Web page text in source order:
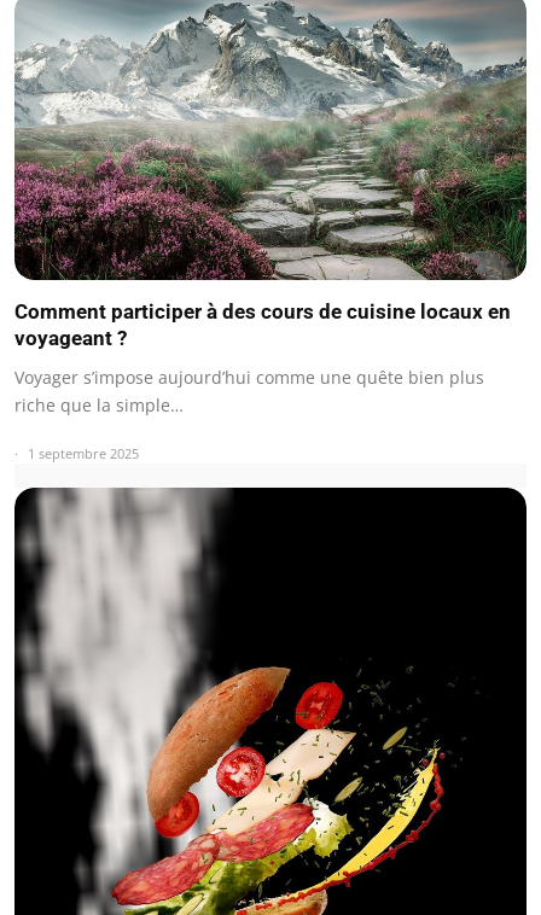
Comment participer à des cours de cuisine locaux en
voyageant ?
Voyager s’impose aujourd’hui comme une quête bien plus
riche que la simple…
1 septembre 2025